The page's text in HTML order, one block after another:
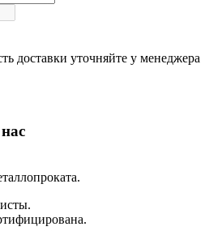
доставки уточняйте у менеджера